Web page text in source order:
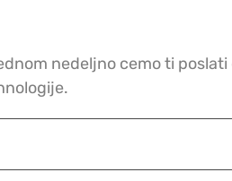
nedeljno cemo ti